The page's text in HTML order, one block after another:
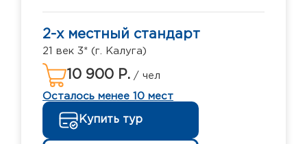
2-х местный стандарт
21 век 3* (г. Калуга)
10 900 Р. / чел
Осталось менее 10 мест
Купить тур